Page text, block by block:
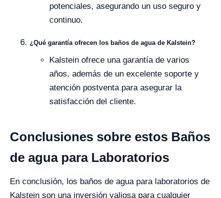
potenciales, asegurando un uso seguro y
continuo.
¿Qué garantía ofrecen los baños de agua de Kalstein?
Kalstein ofrece una garantía de varios
años, además de un excelente soporte y
atención postventa para asegurar la
satisfacción del cliente.
Conclusiones sobre estos Baños
de agua para Laboratorios
En conclusión, los baños de agua para laboratorios de
Kalstein son una inversión valiosa para cualquier